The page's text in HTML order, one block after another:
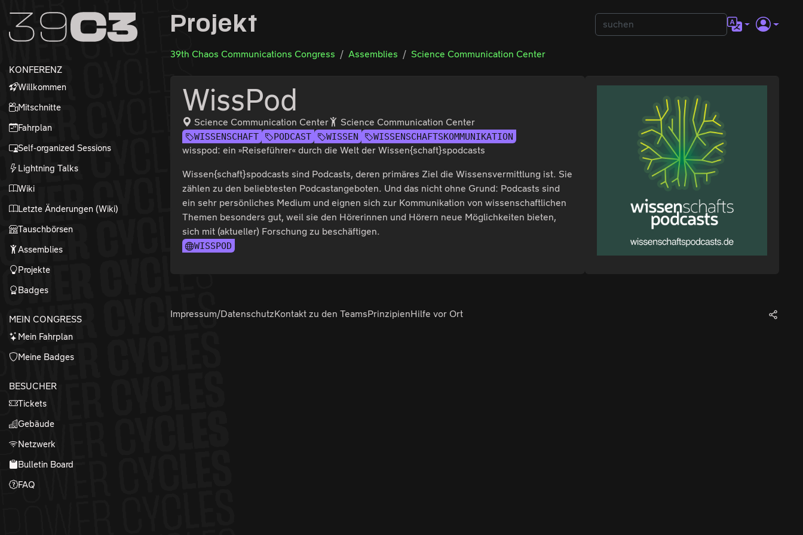
Zum Inhalt
Zum Footer
KONFERENZ
Willkommen
Mitschnitte
Fahrplan
Self-organized Sessions
Lightning Talks
Wiki
Letzte Änderungen (Wiki)
Tauschbörsen
Assemblies
Projekte
Badges
MEIN CONGRESS
Mein Fahrplan
Meine Badges
BESUCHER
Tickets
Gebäude
Netzwerk
Bulletin Board
FAQ
Projekt
39th Chaos Communications Congress Assemblies Science Communication Center
WissPod
Science Communication Center Science Communication Center
WISSENSCHAFT PODCAST WISSEN WISSENSCHAFTSKOMMUNIKATION
wisspod: ein »Reiseführer« durch die Welt der Wissen{schaft}spodcasts
Wissen{schaft}spodcasts sind Podcasts, deren primäres Ziel die Wissensvermittlung ist. Sie
zählen zu den beliebtesten Podcastangeboten. Und das nicht ohne Grund: Podcasts sind
ein sehr persönliches Medium und eignen sich zur Kommunikation von wissenschaftlichen
Themen besonders gut, weil sie den Hörerinnen und Hörern neue Möglichkeiten bieten,
sich mit (aktueller) Forschung zu beschäftigen.
WISSPOD
Impressum/DatenschutzKontakt zu den TeamsPrinzipienHilfe vor Ort